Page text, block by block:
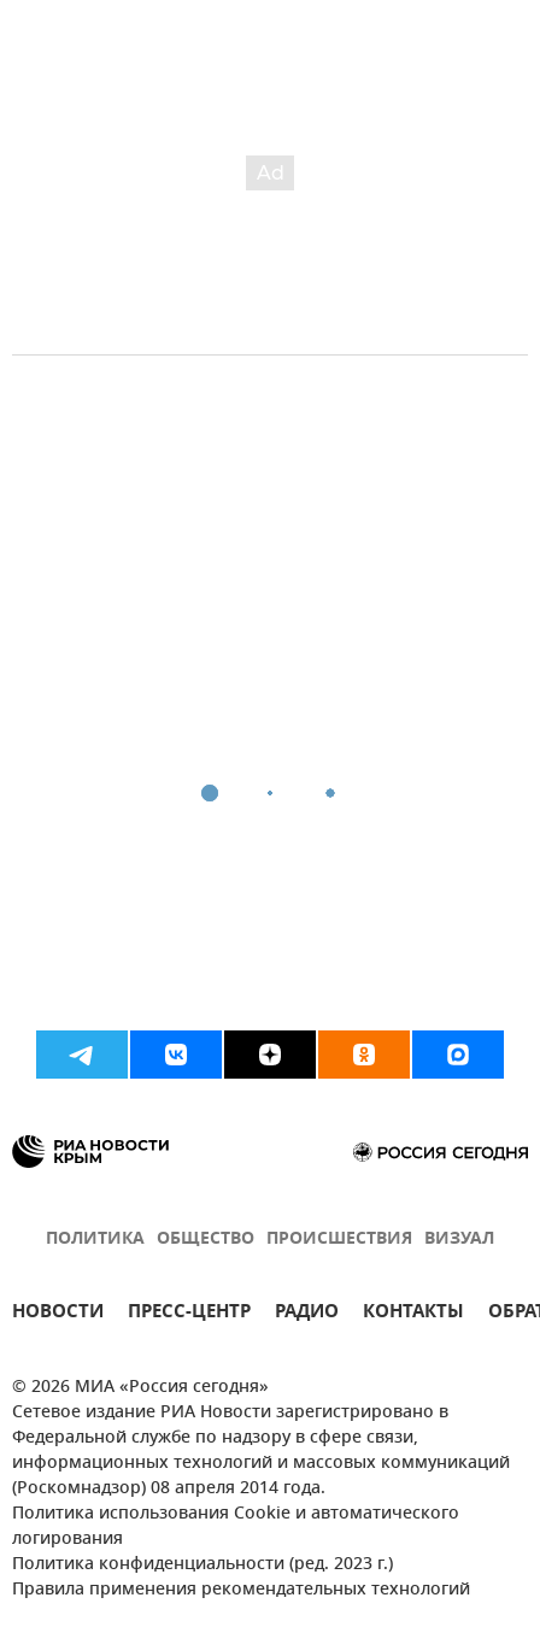
ПОЛИТИКА ОБЩЕСТВО ПРОИСШЕСТВИЯ ВИЗУАЛ
НОВОСТИ ПРЕСС-ЦЕНТР РАДИО КОНТАКТЫ
© 2026 МИА «Россия сегодня»
Сетевое издание РИА Новости зарегистрировано в
Федеральной службе по надзору в сфере связи,
информационных технологий и массовых коммуникаций
(Роскомнадзор) 08 апреля 2014 года.
Политика использования Cookie и автоматического
логирования
Политика конфиденциальности (ред. 2023 г.)
Правила применения рекомендательных технологий